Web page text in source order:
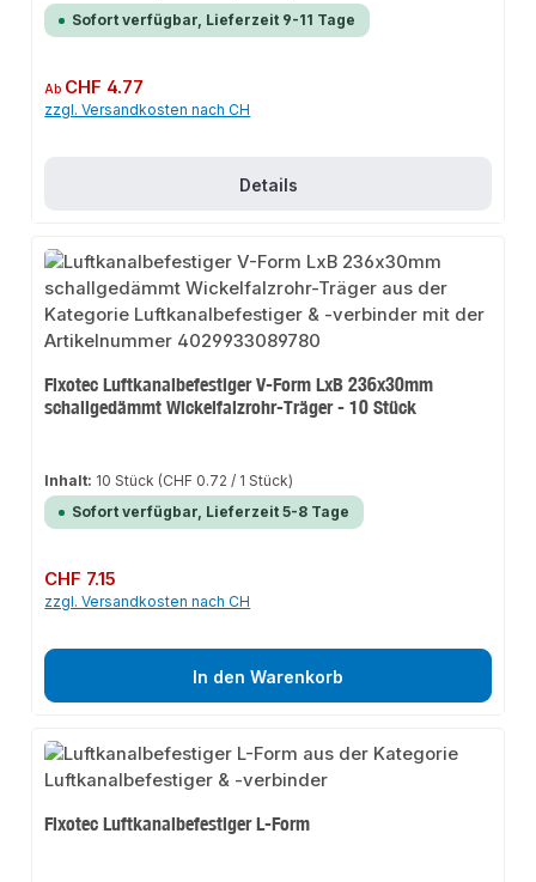
Sofort verfügbar, Lieferzeit 9-11 Tage
Regulärer Preis:
Ab CHF 4.77
zzgl. Versandkosten nach CH
Details
Fixotec Luftkanalbefestiger V-Form LxB 236x30mm
schallgedämmt Wickelfalzrohr-Träger - 10 Stück
Inhalt: 10 Stück (CHF 0.72 / 1 Stück)
Sofort verfügbar, Lieferzeit 5-8 Tage
Regulärer Preis:
CHF 7.15
zzgl. Versandkosten nach CH
In den Warenkorb
Fixotec Luftkanalbefestiger L-Form